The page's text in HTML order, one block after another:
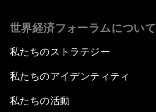
世界経済フォーラムについて
私たちのストラテジー
私たちのアイデンティティ
私たちの活動